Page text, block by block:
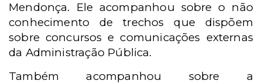
Mendonça. Ele acompanhou sobre o não
conhecimento de trechos que dispõem
sobre concursos e comunicações externas
da Administração Pública.
Também acompanhou sobre a